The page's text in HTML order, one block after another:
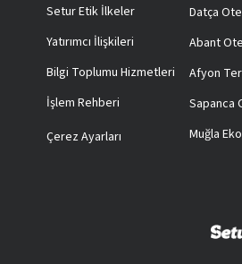
Setur Etik İlkeler
Yatırımcı İlişkileri
Bilgi Toplumu Hizmetleri
İşlem Rehberi
Çerez Ayarları
Datça
Abant
Afyon
Sapanca
Muğla